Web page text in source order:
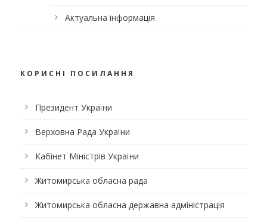
Актуальна інформація
КОРИСНІ ПОСИЛАННЯ
Президент України
Верховна Рада України
Кабінет Міністрів України
Житомирська обласна рада
Житомирська обласна державна адміністрація